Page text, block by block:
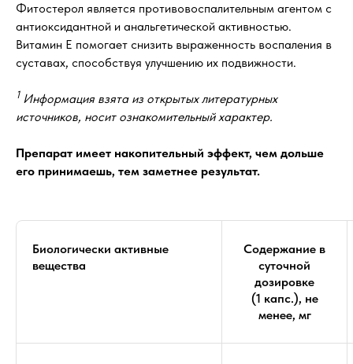
Фитостерол является противовоспалительным агентом с
антиоксидантной и анальгетической активностью.
Витамин Е помогает снизить выраженность воспаления в
суставах, способствуя улучшению их подвижности.
1Информация взята из открытых литературных
источников, носит ознакомительный характер.
Препарат имеет накопительный эффект, чем дольше
его принимаешь, тем заметнее результат.
Биологически активные
вещества
Содержание в
суточной
дозировке
(1 капс.), не
менее, мг